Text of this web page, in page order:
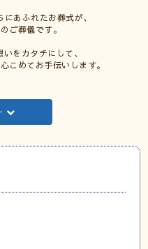
あふれたお葬式が、
ご葬儀です。
をカタチにして、
こめてお手伝いします。